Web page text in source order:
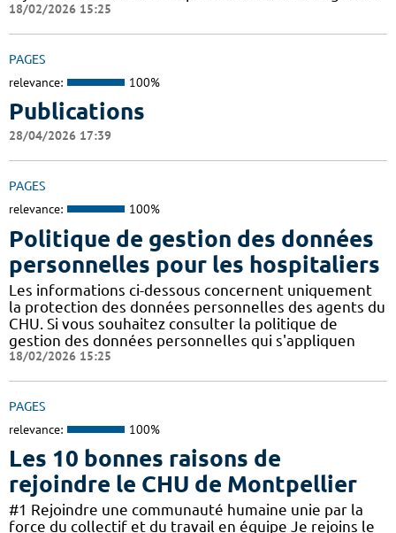
18/02/2026 15:25
PAGES
relevance: 100%
Publications
28/04/2026 17:39
PAGES
relevance: 100%
Politique de gestion des données
personnelles pour les hospitaliers
Les informations ci-dessous concernent uniquement
la protection des données personnelles des agents du
CHU. Si vous souhaitez consulter la politique de
gestion des données personnelles qui s'appliquen
18/02/2026 15:25
PAGES
relevance: 100%
Les 10 bonnes raisons de
rejoindre le CHU de Montpellier
#1 Rejoindre une communauté humaine unie par la
force du collectif et du travail en équipe Je rejoins le